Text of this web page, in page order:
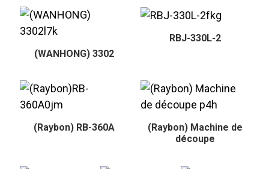
(WANHONG) 3302
RBJ-330L-2
(Raybon) RB-360A
(Raybon) Machine de
découpe